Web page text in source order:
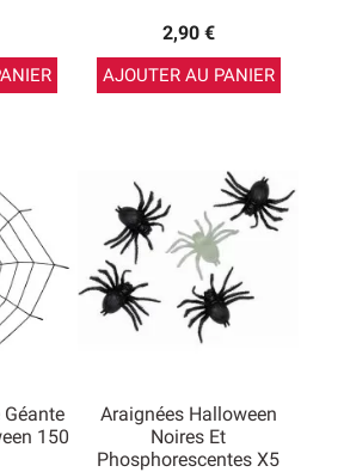
2,90 €
AJOUTER AU PANIER
150
Araignées Halloween
Noires Et
Phosphorescentes X5